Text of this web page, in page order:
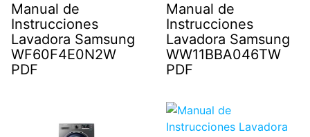
Manual de
Instrucciones
Lavadora Samsung
WF60F4E0N2W
PDF
Manual de
Instrucciones
Lavadora Samsung
WW11BBA046TW
PDF